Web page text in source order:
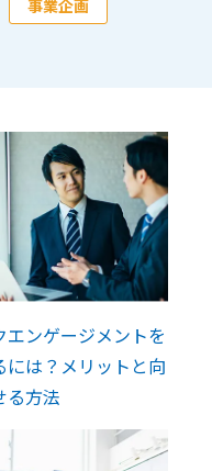
事業企画
エンゲージメントを
には？メリットと向
る方法